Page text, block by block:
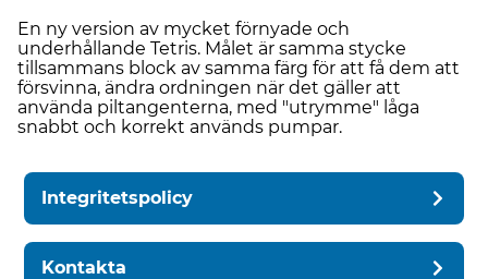
En ny version av mycket förnyade och
underhållande Tetris. Målet är samma stycke
tillsammans block av samma färg för att få dem att
försvinna, ändra ordningen när det gäller att
använda piltangenterna, med "utrymme" låga
snabbt och korrekt används pumpar.
Integritetspolicy
Kontakta